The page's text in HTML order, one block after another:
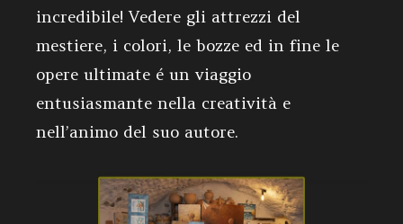
incredibile! Vedere gli attrezzi del
mestiere, i colori, le bozze ed in fine le
opere ultimate é un viaggio
entusiasmante nella creatività e
nell’animo del suo autore.